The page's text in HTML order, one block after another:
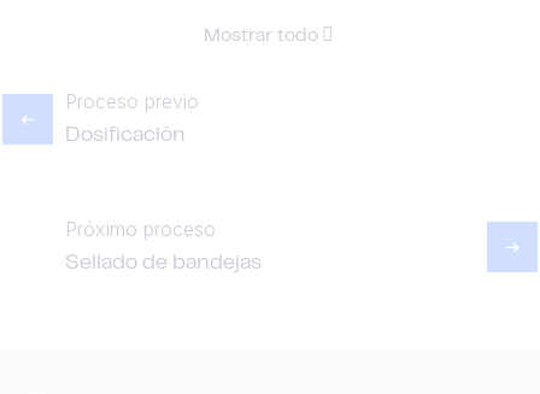
Mostrar todo
Proceso previo
Dosificación
Próximo proceso
Sellado de bandejas